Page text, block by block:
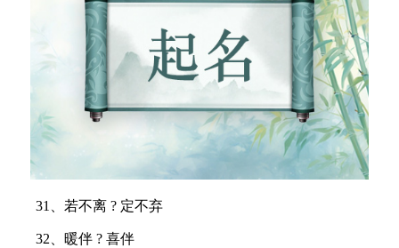
31、若不离 ? 定不弃
32、暖伴 ? 喜伴